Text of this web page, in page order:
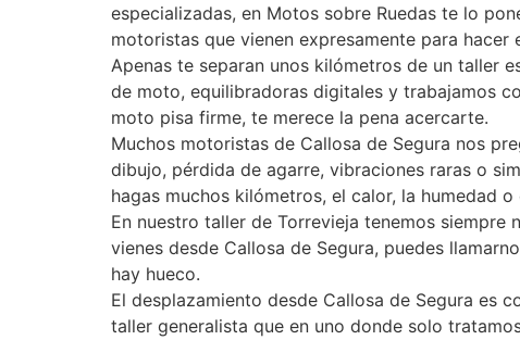
especializadas, en Motos sobre Ruedas te lo
motoristas que vienen expresamente para
Apenas te separan unos kilómetros de un taller
de moto, equilibradoras digitales y trabajamos
moto pisa firme, te merece la pena acercarte.
Muchos motoristas de Callosa de Segura nos
dibujo, pérdida de agarre, vibraciones raras o
hagas muchos kilómetros, el calor, la humedad
En nuestro taller de Torrevieja tenemos
vienes desde Callosa de Segura, puedes
hay hueco.
El desplazamiento desde Callosa de Segura es
taller generalista que en uno donde solo